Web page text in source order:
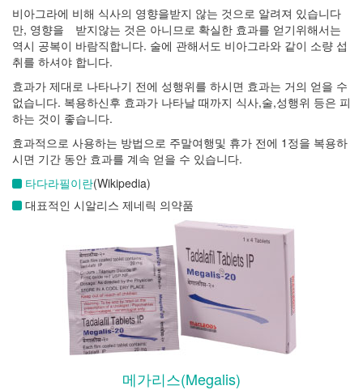
비아그라에 비해 식사의 영향을받지 않는 것으로 알려져 있습니다
만, 영향을 받지않는 것은 아니므로 확실한 효과를 얻기위해서는
역시 공복이 바람직합니다. 술에 관해서도 비아그라와 같이 소량 섭
취를 하셔야 합니다.
효과가 제대로 나타나기 전에 성행위를 하시면 효과는 거의 얻을 수
없습니다. 복용하신후 효과가 나타날 때까지 식사,술,성행위 등은 피
하는 것이 좋습니다.
효과적으로 사용하는 방법으로 주말여행및 휴가 전에 1정을 복용하
시면 기간 동안 효과를 계속 얻을 수 있습니다.
타다라필이란(Wikipedia)
대표적인 시알리스 제네릭 의약품
메가리스(Megalis)